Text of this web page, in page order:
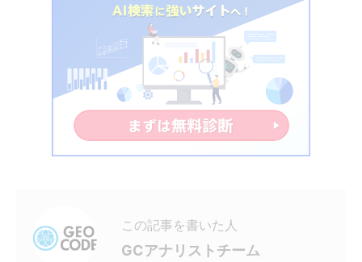
この記事を書いた人
GCアナリストチーム